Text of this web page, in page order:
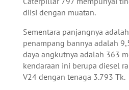
diisi dengan muatan.
Sementara panjangnya
penampang bannya adalah
daya angkutnya adalah 363
kendaraan ini berupa diesel
V24 dengan tenaga 3.793 Tk.